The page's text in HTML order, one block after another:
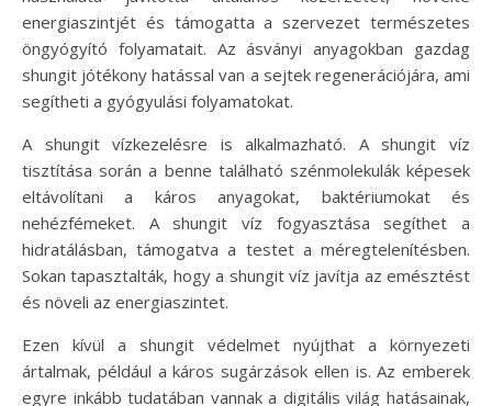
energiaszintjét és támogatta a szervezet természetes
öngyógyító folyamatait. Az ásványi anyagokban gazdag
shungit jótékony hatással van a sejtek regenerációjára, ami
segítheti a gyógyulási folyamatokat.
A shungit vízkezelésre is alkalmazható. A shungit víz
tisztítása során a benne található szénmolekulák képesek
eltávolítani a káros anyagokat, baktériumokat és
nehézfémeket. A shungit víz fogyasztása segíthet a
hidratálásban, támogatva a testet a méregtelenítésben.
Sokan tapasztalták, hogy a shungit víz javítja az emésztést
és növeli az energiaszintet.
Ezen kívül a shungit védelmet nyújthat a környezeti
ártalmak, például a káros sugárzások ellen is. Az emberek
egyre inkább tudatában vannak a digitális világ hatásainak,